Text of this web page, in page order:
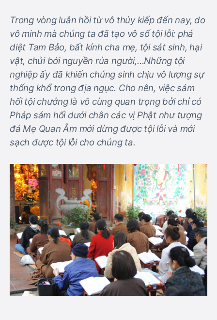
Trong vòng luân hồi từ vô thủy kiếp đến nay, do
vô minh mà chúng ta đã tạo vô số tội lỗi: phá
diệt Tam Bảo, bất kính cha mẹ, tội sát sinh, hại
vật, chửi bới nguyền rủa người,…Những tội
nghiệp ấy đã khiến chúng sinh chịu vô lượng sự
thống khổ trong địa ngục. Cho nên, việc sám
hối tội chướng là vô cùng quan trọng bởi chỉ có
Pháp sám hối dưới chân các vị Phật như tượng
đá Mẹ Quan Âm mới dừng được tội lỗi và mới
sạch được tội lỗi cho chúng ta.